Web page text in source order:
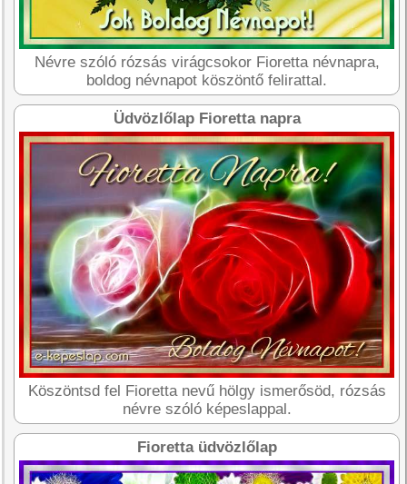
Névre szóló rózsás virágcsokor Fioretta névnapra,
boldog névnapot köszöntő felirattal.
Üdvözlőlap Fioretta napra
Köszöntsd fel Fioretta nevű hölgy ismerősöd, rózsás
névre szóló képeslappal.
Fioretta üdvözlőlap